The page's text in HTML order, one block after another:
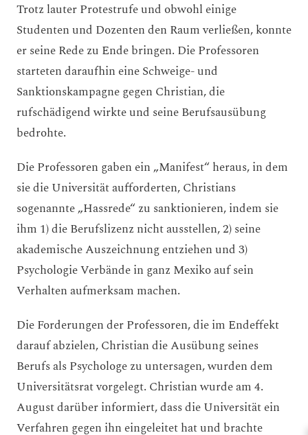
Trotz lauter Protestrufe und obwohl einige
Studenten und Dozenten den Raum verließen, konnte
er seine Rede zu Ende bringen. Die Professoren
starteten daraufhin eine Schweige- und
Sanktionskampagne gegen Christian, die
rufschädigend wirkte und seine Berufsausübung
bedrohte.
Die Professoren gaben ein „Manifest“ heraus, in dem
sie die Universität aufforderten, Christians
sogenannte „Hassrede“ zu sanktionieren, indem sie
ihm 1) die Berufslizenz nicht ausstellen, 2) seine
akademische Auszeichnung entziehen und 3)
Psychologie Verbände in ganz Mexiko auf sein
Verhalten aufmerksam machen.
Die Forderungen der Professoren, die im Endeffekt
darauf abzielen, Christian die Ausübung seines
Berufs als Psychologe zu untersagen, wurden dem
Universitätsrat vorgelegt. Christian wurde am 4.
August darüber informiert, dass die Universität ein
Verfahren gegen ihn eingeleitet hat und brachte